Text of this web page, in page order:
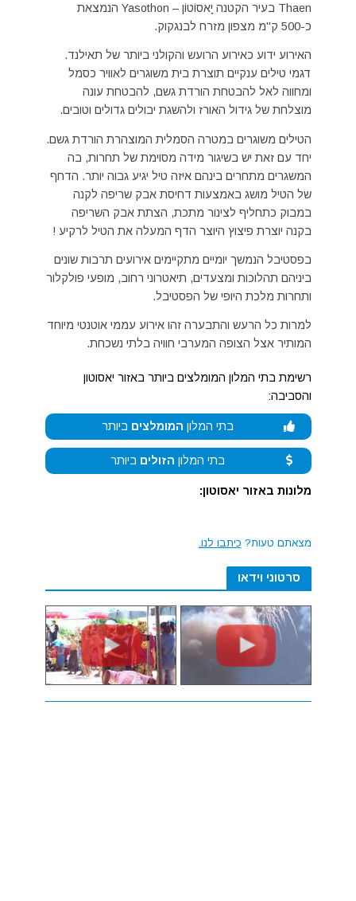
Thaen בעיר הקטנה יָאסוֹטוֹן – Yasothon הנמצאת
כ-500 ק"מ מצפון מזרח לבנגקוק.
האירוע ידוע כאירוע הרועש והקולני ביותר של תאילנד.
דגמי טילים ענקיים תוצרת בית משוגרים לאוויר כסמל
ומחווה לאל להבטחת הורדת גשם, להבטחת עונה
מוצלחת של גידול האורז ולהשגת יבולים גדולים וטובים.
הטילים משוגרים במטרה הסמלית המוצהרת הורדת גשם.
יחד עם זאת יש בשיגור מידה מסוימת של תחרות, בה
המשגרים מתחרים בינהם איזה טיל יגיע גבוה יותר. הדחף
של הטיל מושג באמצעות דחיסת אבק שריפה לקנה
במבוק כתחליף לצינור מתכת, הצתת אבק השריפה
בקנה יוצרת פיצוץ היוצר הדף המעלה את הטיל לרקיע !
בפסטיבל הנמשך יומיים מתקיימים אירועים תרבות שונים
ביניהם תהלוכות ומצעדים, תיאטרוני רחוב, מופעי פולקלור
ותחרות מלכת היופי של הפסטיבל.
למרות כל הרעש והתבערה זהו אירוע עממי אוטנטי מיוחד
המותיר אצל הצופה המערבי חוויה בלתי נשכחת.
רשימת בתי המלון המומלצים ביותר באזור יאסוטון
והסביבה:
בתי המלון המומלצים ביותר
בתי המלון הזולים ביותר
מלונות באזור יאסוטון:
מצאתם טעות? כיתבו לנו.
סרטוני וידאו